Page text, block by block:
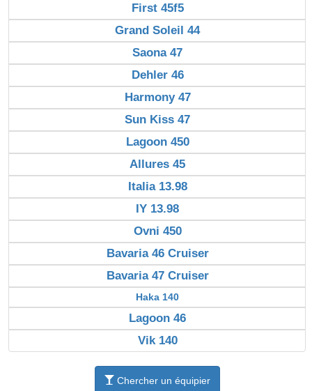
First 45f5
Grand Soleil 44
Saona 47
Dehler 46
Harmony 47
Sun Kiss 47
Lagoon 450
Allures 45
Italia 13.98
IY 13.98
Ovni 450
Bavaria 46 Cruiser
Bavaria 47 Cruiser
Haka 140
Lagoon 46
Vik 140
Chercher un équipier